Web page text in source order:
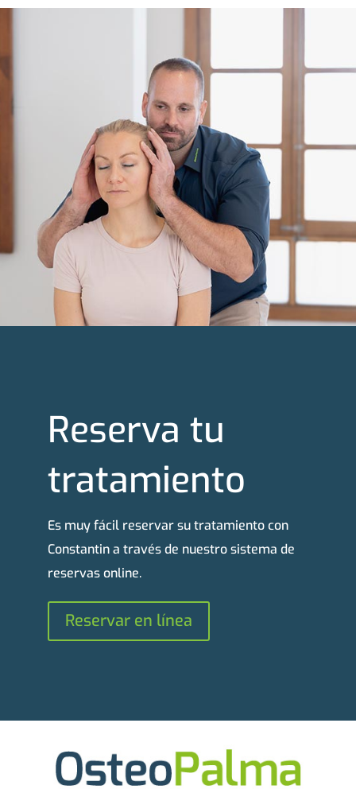
Reserva tu
tratamiento
Es muy fácil reservar su tratamiento con
Constantin a través de nuestro sistema de
reservas online.
Reservar en línea